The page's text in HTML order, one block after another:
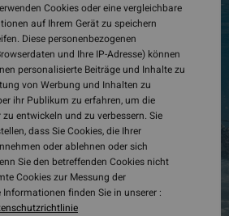
Cookies oder eine vergleichbare
auf Ihrem Gerät zu speichern
Diese personenbezogenen
und Ihre IP-Adresse) können
personalisierte Beiträge und Inhalte zu
von Werbung und Inhalten zu
ihr Publikum zu erfahren, um die
entwickeln und zu verbessern. Sie
dass Sie Cookies, die Ihrer
oder ablehnen oder sich
Sie den betreffenden Cookies nicht
Cookies zur Messung der
Informationen finden Sie in unserer :